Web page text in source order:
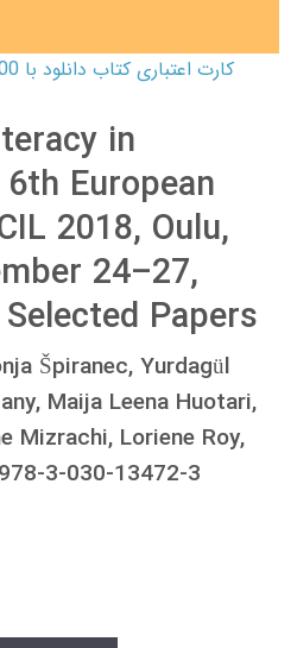
in
European
2018, Oulu,
24–27,
Papers
Špiranec, Yurdagül
Maija Leena Huotari,
Mizrachi, Loriene Roy,
3-030-13472-3